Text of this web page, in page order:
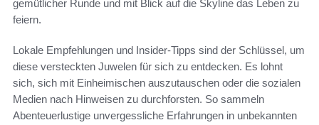
gemütlicher Runde und mit Blick auf die Skyline das Leben zu
feiern.
Lokale Empfehlungen und Insider-Tipps sind der Schlüssel, um
diese versteckten Juwelen für sich zu entdecken. Es lohnt
sich, sich mit Einheimischen auszutauschen oder die sozialen
Medien nach Hinweisen zu durchforsten. So sammeln
Abenteuerlustige unvergessliche Erfahrungen in unbekannten